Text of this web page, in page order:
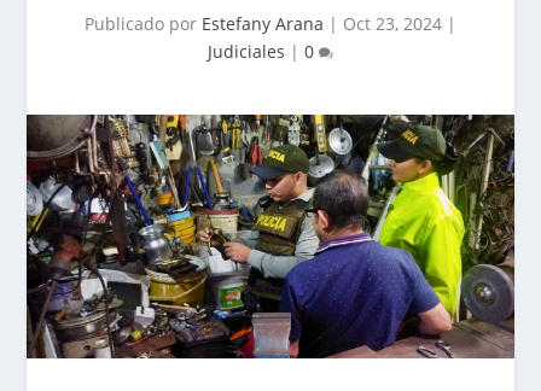
Publicado por Estefany Arana | Oct 23, 2024 |
Judiciales | 0